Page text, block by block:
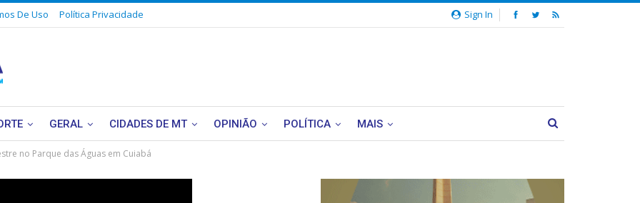
Sign In
De Uso Política Privacidade
GERAL CIDADES DE MT OPINIÃO POLÍTICA MAIS
no Parque das Águas em Cuiabá